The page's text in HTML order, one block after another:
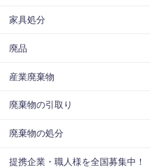
家具処分
廃品
産業廃棄物
廃棄物の引取り
廃棄物の処分
提携企業・職人様を全国募集中！